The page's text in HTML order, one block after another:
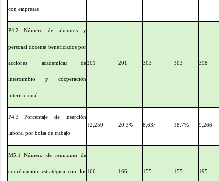
con empresas
P4.2 Número de alumnos y
personal docente beneficiados por
acciones académicas de
intercambio y cooperación
internacional
201 201 303 303 398
P4.3 Porcentaje de inserción
laboral por bolsa de trabajo
12,259 20.3% 8,637 38.7% 9,266
M5.1 Número de reuniones de
coordinación estratégica con los 166 166 155 155 195